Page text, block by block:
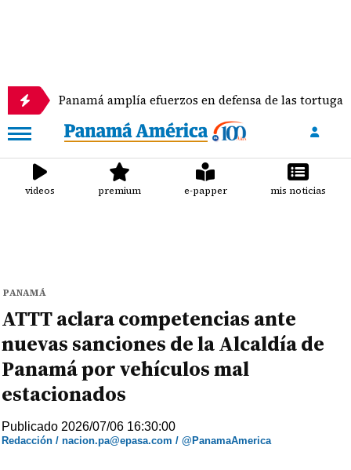
amplía efuerzos en defensa de las tortugas marinas
videos premium e-papper mis noticias
PANAMÁ
ATTT aclara competencias ante
nuevas sanciones de la Alcaldía de
Panamá por vehículos mal
estacionados
Publicado 2026/07/06 16:30:00
Redacción / nacion.pa@epasa.com / @PanamaAmerica